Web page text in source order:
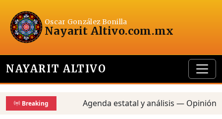
Oscar González Bonilla
Nayarit Altivo.com.mx
NAYARIT ALTIVO
Breaking Agenda estatal y análisis —